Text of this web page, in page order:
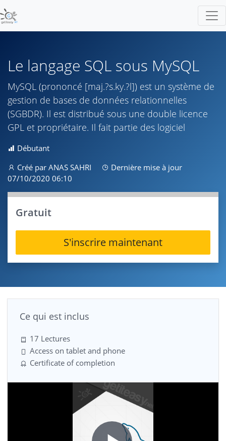
Le langage SQL sous MySQL
MySQL (prononcé [maj.?s.ky.?l]) est un système de
gestion de bases de données relationnelles
(SGBDR). Il est distribué sous une double licence
GPL et propriétaire. Il fait partie des logiciel
Débutant
Créé par ANAS SAHRI
Dernière mise à jour
07/10/2020 06:10
Gratuit
S'inscrire maintenant
Ce qui est inclus
17 Lectures
Access on tablet and phone
Certificate of completion